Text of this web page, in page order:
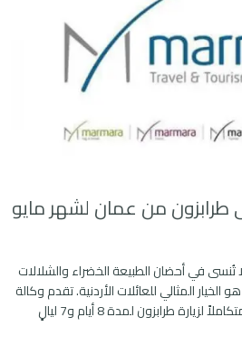
طرابزون من عمان لشهر مايو
في أحضان الطبيعة الخضراء والشلالات
المثالي للعائلات الأردنية. تقدم وكالة
مرمرة للسياحة والسفر برنامجاً متكاملاً لزيارة طرابزون لمدة 8 أيام و7 ليالٍ